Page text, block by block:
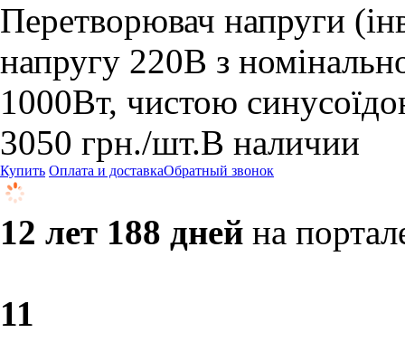
Перетворювач напруги
напругу 220В з
1000Вт, чистою
3050 грн./шт.В наличии
Купить Оплата и доставкаОбратный звонок
12 лет 188 дней на
11